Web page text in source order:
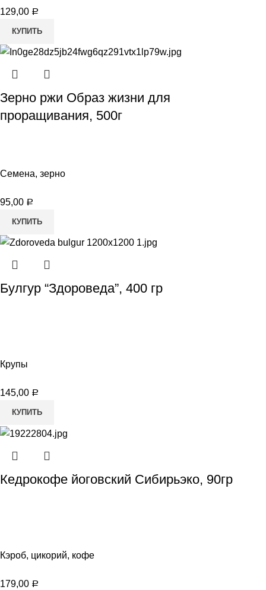
129,00 Р
КУПИТЬ
Зерно ржи Образ жизни для
проращивания, 500г
Семена, зерно
95,00 Р
КУПИТЬ
Булгур “Здороведа”, 400 гр
Крупы
145,00 Р
КУПИТЬ
Кедрокофе йоговский Сибирьэко, 90гр
Кэроб, цикорий, кофе
179,00 Р